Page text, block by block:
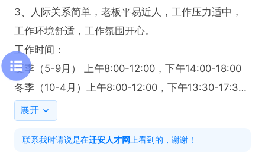
3、人际关系简单，老板平易近人，工作压力适中，
工作环境舒适，工作氛围开心。
工作时间：
夏季（5-9月） 上午8:00-12:00，下午14:00-18:00‬‬
冬季（10-4月）上午8:00-12:00，下午13:30-17:30‬‬
薪资福利:
周末+工龄奖+月度奖+年终奖+团建旅游+年终奖等
展开
联系我时请说是在迁安人才网 上看到的，谢谢！